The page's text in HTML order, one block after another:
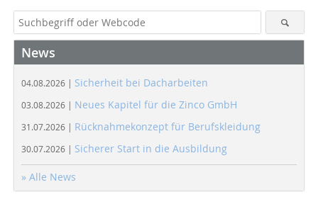
News
04.08.2026 | Sicherheit bei Dacharbeiten
03.08.2026 | Neues Kapitel für die Zinco GmbH
31.07.2026 | Rücknahmekonzept für Berufskleidung
30.07.2026 | Sicherer Start in die Ausbildung
» Alle News